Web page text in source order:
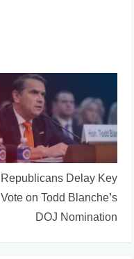
Republicans Delay Key
Vote on Todd Blanche’s
DOJ Nomination